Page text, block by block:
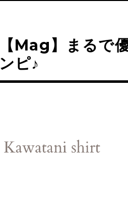
【Mag】まるで
ンピ♪